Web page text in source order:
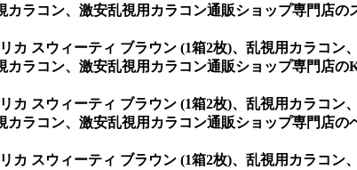
ラコン、激安乱視用カラコン通販ショップ専門店の
リカ スウィーティ ブラウン (1箱2枚)、乱視用カラコン
ラコン、激安乱視用カラコン通販ショップ専門店の
リカ スウィーティ ブラウン (1箱2枚)、乱視用カラコン
ラコン、激安乱視用カラコン通販ショップ専門店の
リカ スウィーティ ブラウン (1箱2枚)、乱視用カラコン